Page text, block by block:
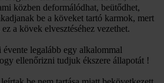
közben deformálódhat, beütődhet,
be a köveket tartó karmok, mert
a kövek elvesztéséhez vezethet.
legalább egy alkalommal
ellenőrizni tudjuk ékszere állapotát !